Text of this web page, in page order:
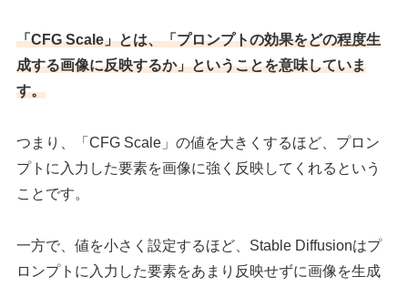
「CFG Scale」とは、「プロンプトの効果をどの程度生
成する画像に反映するか」ということを意味していま
す。
つまり、「CFG Scale」の値を大きくするほど、プロン
プトに入力した要素を画像に強く反映してくれるという
ことです。
一方で、値を小さく設定するほど、Stable Diffusionはプ
ロンプトに入力した要素をあまり反映せずに画像を生成